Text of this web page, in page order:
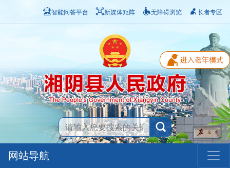
智能问答平台 新媒体矩阵 无障碍浏览 长者专区
网站导航